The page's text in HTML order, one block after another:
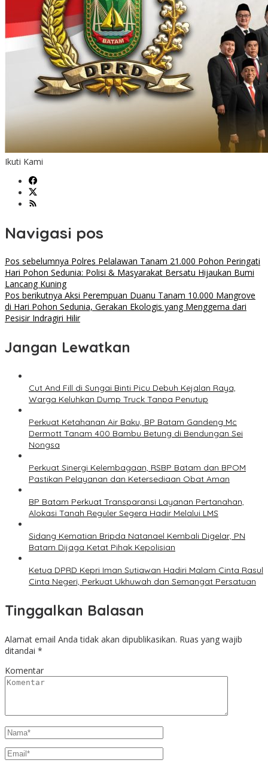
Ikuti Kami
Navigasi pos
Pos sebelumnya Polres Pelalawan Tanam 21.000 Pohon Peringati
Hari Pohon Sedunia: Polisi & Masyarakat Bersatu Hijaukan Bumi
Lancang Kuning
Pos berikutnya Aksi Perempuan Duanu Tanam 10.000 Mangrove
di Hari Pohon Sedunia, Gerakan Ekologis yang Menggema dari
Pesisir Indragiri Hilir
Jangan Lewatkan
Cut And Fill di Sungai Binti Picu Debuh Kejalan Raya,
Warga Keluhkan Dump Truck Tanpa Penutup
Perkuat Ketahanan Air Baku, BP Batam Gandeng Mc
Dermott Tanam 400 Bambu Betung di Bendungan Sei
Nongsa
Perkuat Sinergi Kelembagaan, RSBP Batam dan BPOM
Pastikan Pelayanan dan Ketersediaan Obat Aman
BP Batam Perkuat Transparansi Layanan Pertanahan,
Alokasi Tanah Reguler Segera Hadir Melalui LMS
Sidang Kematian Bripda Natanael Kembali Digelar, PN
Batam Dijaga Ketat Pihak Kepolisian
Ketua DPRD Kepri Iman Sutiawan Hadiri Malam Cinta Rasul
Cinta Negeri, Perkuat Ukhuwah dan Semangat Persatuan
Tinggalkan Balasan
Alamat email Anda tidak akan dipublikasikan. Ruas yang wajib
ditandai *
Komentar